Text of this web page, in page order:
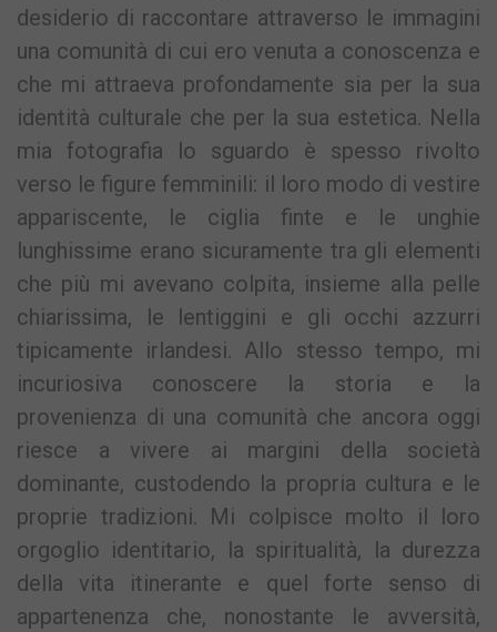
desiderio di raccontare attraverso le immagini
una comunità di cui ero venuta a conoscenza e
che mi attraeva profondamente sia per la sua
identità culturale che per la sua estetica. Nella
mia fotografia lo sguardo è spesso rivolto
verso le figure femminili: il loro modo di vestire
appariscente, le ciglia finte e le unghie
lunghissime erano sicuramente tra gli elementi
che più mi avevano colpita, insieme alla pelle
chiarissima, le lentiggini e gli occhi azzurri
tipicamente irlandesi. Allo stesso tempo, mi
incuriosiva conoscere la storia e la
provenienza di una comunità che ancora oggi
riesce a vivere ai margini della società
dominante, custodendo la propria cultura e le
proprie tradizioni. Mi colpisce molto il loro
orgoglio identitario, la spiritualità, la durezza
della vita itinerante e quel forte senso di
appartenenza che, nonostante le avversità,